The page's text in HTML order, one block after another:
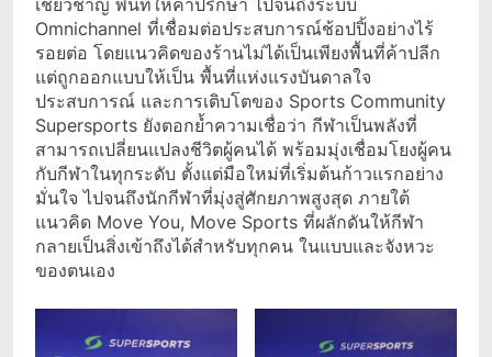
เชี่ยวชาญ พื้นที่ให้คำปรึกษา ไปจนถึงระบบ
Omnichannel ที่เชื่อมต่อประสบการณ์ช้อปปิ้งอย่างไร้
รอยต่อ โดยแนวคิดของร้านไม่ได้เป็นเพียงพื้นที่ค้าปลีก
แต่ถูกออกแบบให้เป็น พื้นที่แห่งแรงบันดาลใจ
ประสบการณ์ และการเติบโตของ Sports Community
Supersports ยังตอกย้ำความเชื่อว่า กีฬาเป็นพลังที่
สามารถเปลี่ยนแปลงชีวิตผู้คนได้ พร้อมมุ่งเชื่อมโยงผู้คน
กับกีฬาในทุกระดับ ตั้งแต่มือใหม่ที่เริ่มต้นก้าวแรกอย่าง
มั่นใจ ไปจนถึงนักกีฬาที่มุ่งสู่ศักยภาพสูงสุด ภายใต้
แนวคิด Move You, Move Sports ที่ผลักดันให้กีฬา
กลายเป็นสิ่งเข้าถึงได้สำหรับทุกคน ในแบบและจังหวะ
ของตนเอง